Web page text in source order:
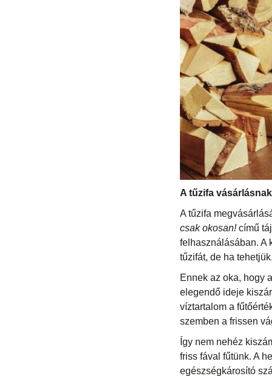
A tűzifa
A tűzifa
csak okosan!című
felhasználásában. A
tűzifát, de ha
Ennek az oka, hogy
elegendő ideje
víztartalom a
szemben a frissen
Így nem nehéz
friss fával fűtünk. A
egészségkárosító